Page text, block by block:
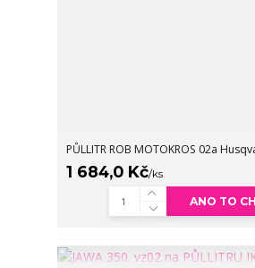
PŮLLITR ROB MOTOKROS 02a
1 684,0 Kč/ks
ANO TO